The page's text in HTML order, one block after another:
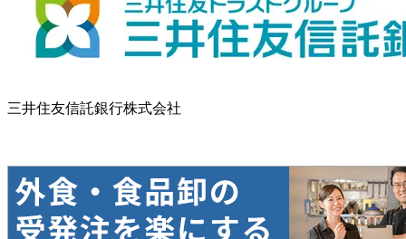
三井住友信託銀行株式会社